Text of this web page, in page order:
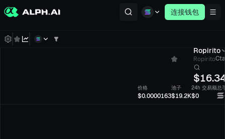
连接钱包
Ropirito
Ropirito
$
价格
$0.0000163
池子
$19.2K
24h 交易额
$0
总